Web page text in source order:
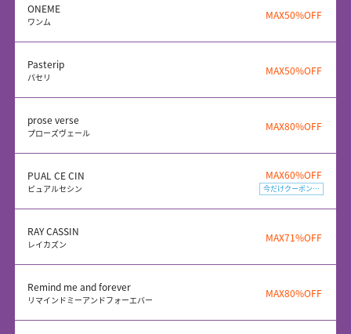
ONEME
ワンム
MAX50%OFF
Pasterip
パセリ
MAX50%OFF
prose verse
プローズヴェール
MAX80%OFF
PUAL CE CIN
ピュアルセシン
MAX60%OFF
今だけクーポン配布中
RAY CASSIN
レイカズン
MAX71%OFF
Remind me and forever
リマインドミーアンドフォーエバー
MAX80%OFF